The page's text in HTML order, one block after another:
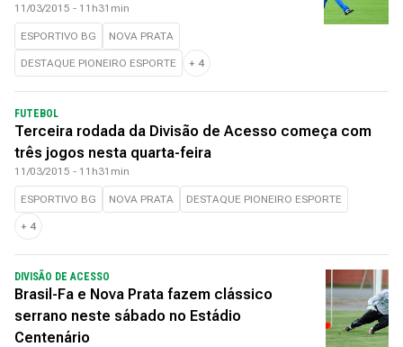
11/03/2015 - 11h31min
ESPORTIVO BG NOVA PRATA
DESTAQUE PIONEIRO ESPORTE + 4
FUTEBOL
Terceira rodada da Divisão de Acesso começa com
três jogos nesta quarta-feira
11/03/2015 - 11h31min
ESPORTIVO BG NOVA PRATA DESTAQUE PIONEIRO ESPORTE
+ 4
DIVISÃO DE ACESSO
Brasil-Fa e Nova Prata fazem clássico
serrano neste sábado no Estádio
Centenário